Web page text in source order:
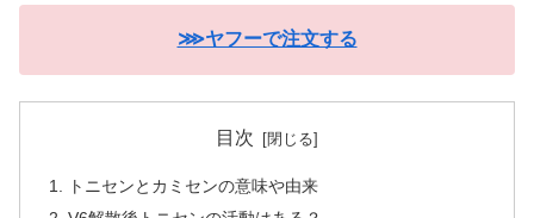
⋙ヤフーで注文する
目次
トニセンとカミセンの意味や由来